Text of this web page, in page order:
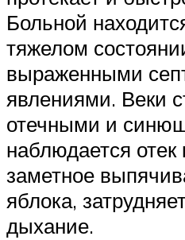
Больной
тяжелом
выраженными
явлениями. Веки
отечными и
наблюдается
заметное
яблока,
дыхание.